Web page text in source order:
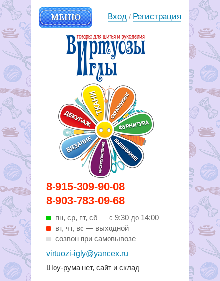
8-915-309-90-08
8-903-783-09-68
пн, ср, пт, cб — с 9:30 до 14:00
вт, чт, вс — выходной
созвон при самовывозе
virtuozi-igly@yandex.ru
Шоу-рума нет, сайт и склад
МЕНЮ
Вирутозы иглы. Товары для
шитья и рукоделья
Вход / Регистрация